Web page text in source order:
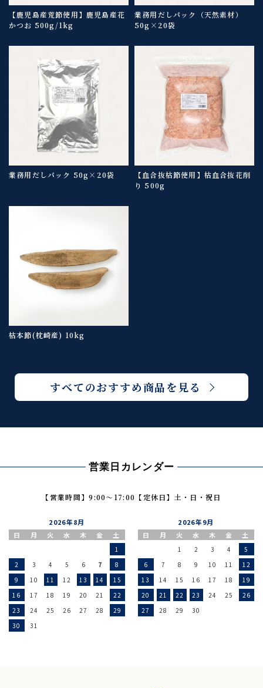
【鹿児島産荒節使用】鹿児島産花
かつお 500g/1kg
業務用だしパック（天然素材）
50g×20袋
業務用だしパック 50g×20袋
【血合抜枯節使用】枯血合抜花削
り 500g
枯本節(枕崎産) 10kg
すべてのおすすめ商品を見る
営業日カレンダー
【営業時間】9:00〜17:00 【定休日】土・日・祝日
2026年8月
日
月 火 水 木 金 土
1
2
3 4 5 6 7
8
9
10 11 12 13 14
15
16
17 18 19 20 21
22
23
24 25 26 27 28
29
30
31
2026年9月
日
月 火 水 木 金 土
1 2 3 4
5
6
7 8 9 10 11
12
13
14 15 16 17 18
19
20
21 22 23 24 25
26
27
28 29 30